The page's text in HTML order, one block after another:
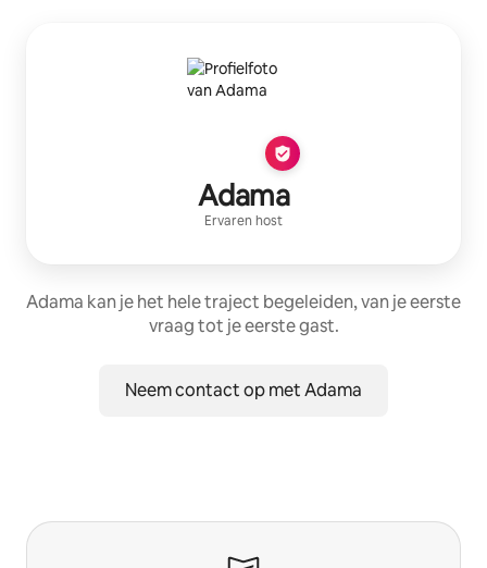
Adama
Ervaren host
Adama kan je het hele traject begeleiden, van je eerste
vraag tot je eerste gast.
Neem contact op met Adama